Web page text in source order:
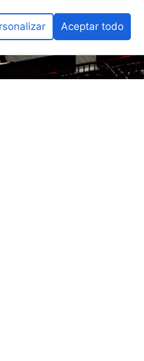
Aceptar todo